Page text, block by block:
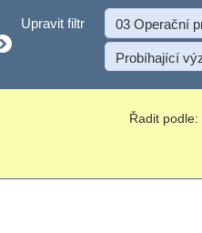
Upravit filtr
Upravit filtr 03 Operační
Probíhající
Řadit podle: